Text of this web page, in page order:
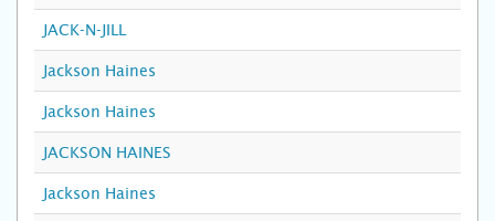
JACK-N-JILL
Jackson Haines
Jackson Haines
JACKSON HAINES
Jackson Haines